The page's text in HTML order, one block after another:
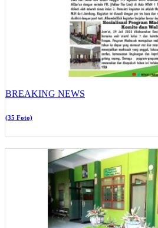
BREAKING NEWS
(35 Foto)